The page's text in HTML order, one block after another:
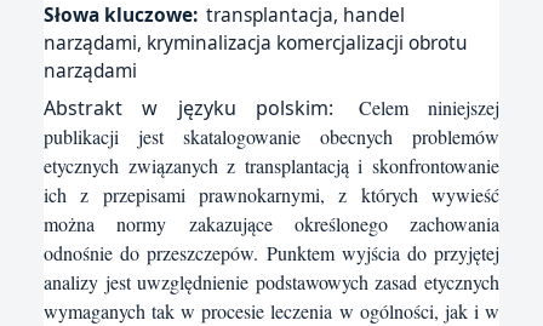
Słowa kluczowe: transplantacja, handel
narządami, kryminalizacja komercjalizacji obrotu
narządami
Abstrakt w języku polskim:
Celem niniejszej
publikacji jest skatalogowanie obecnych problemów
etycznych związanych z transplantacją i skonfrontowanie
ich z przepisami prawnokarnymi, z których wywieść
można normy zakazujące określonego zachowania
odnośnie do przeszczepów. Punktem wyjścia do przyjętej
analizy jest uwzględnienie podstawowych zasad etycznych
wymaganych tak w procesie leczenia w ogólności, jak i w